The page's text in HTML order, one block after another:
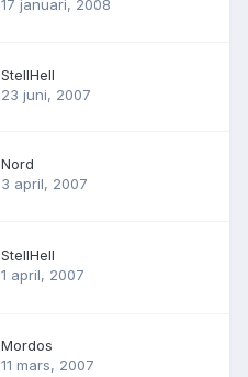
17 januari, 2008
StellHell
23 juni, 2007
Nord
3 april, 2007
StellHell
1 april, 2007
Mordos
11 mars, 2007